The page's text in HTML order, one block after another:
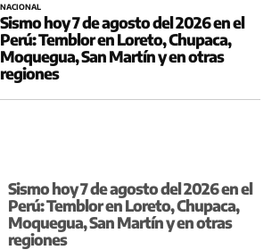
NACIONAL
Sismo hoy 7 de agosto del 2026 en el
Perú: Temblor en Loreto, Chupaca,
Moquegua, San Martín y en otras
regiones
Sismo hoy 7 de agosto del 2026 en el
Perú: Temblor en Loreto, Chupaca,
Moquegua, San Martín y en otras
regiones